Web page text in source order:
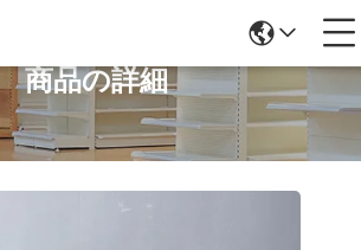
商品の詳細